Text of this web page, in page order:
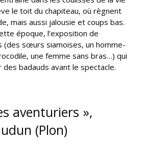
le toit du chapiteau, où règnent
mais aussi jalousie et coups bas.
époque, l’exposition de
(des sœurs siamoises, un homme-
une femme sans bras…) qui
badauds avant le spectacle.
aventuriers »,
(Plon)